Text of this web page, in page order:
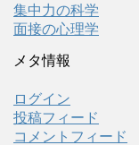
集中力の科学
面接の心理学
メタ情報
ログイン
投稿フィード
コメントフィード